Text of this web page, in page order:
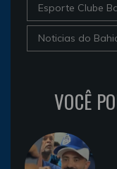
Esporte Clube
Noticias do
VOCÊ